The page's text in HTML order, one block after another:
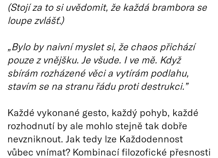
(Stojí za to si uvědomit, že každá brambora se
loupe zvlášť.)
„Bylo by naivní myslet si, že chaos přichází
pouze z vnějšku. Je všude. I ve mě. Když
sbírám rozházené věci a vytírám podlahu,
stavím se na stranu řádu proti destrukci.”
Každé vykonané gesto, každý pohyb, každé
rozhodnutí by ale mohlo stejně tak dobře
nevzniknout. Jak tedy lze Každodennost
vůbec vnímat? Kombinací filozofické přesnosti